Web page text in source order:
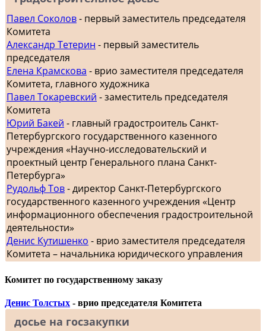
Павел Соколов- первый заместитель председателя
Комитета
Александр Тетерин - первый заместитель
председателя
Елена Крамскова - врио заместителя председателя
Комитета, главного художника
Павел Токаревский - заместитель председателя
Комитета
Юрий Бакей - главный градостроитель Санкт-
Петербургского государственного казенного
учреждения «Научно-исследовательский и
проектный центр Генерального плана Санкт-
Петербурга»
Рудольф Тов- директор Санкт-Петербургского
государственного казенного учреждения «Центр
информационного обеспечения градостроительной
деятельности»
Денис Кутишенко - врио заместителя председателя
Комитета – начальника юридического управления
Комитет по государственному заказу
Денис Толстых - врио председателя Комитета
досье на госзакупки